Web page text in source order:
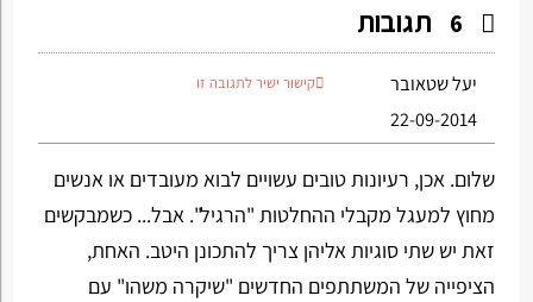
6 תגובות
יעל שטאובר
22-09-2014
קישור ישיר לתגובה זו
שלום. אכן, רעיונות טובים עשויים לבוא מעובדים או אנשים
מחוץ למעגל מקבלי ההחלטות "הרגיל". אבל... כשמבקשים
זאת יש שתי סוגיות אליהן צריך להתכונן היטב. האחת,
הציפייה של המשתתפים החדשים "שיקרה משהו" עם